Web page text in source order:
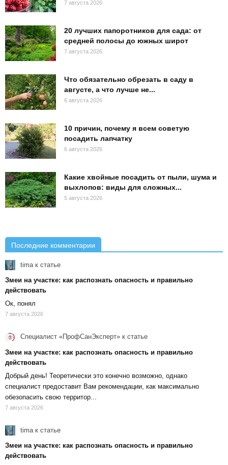
7 августа 2026
20 лучших папоротников для сада: от
средней полосы до южных широт
7 августа 2026
Что обязательно обрезать в саду в
августе, а что лучше не...
6 августа 2026
10 причин, почему я всем советую
посадить лапчатку
6 августа 2026
Какие хвойные посадить от пыли, шума и
выхлопов: виды для сложных...
5 августа 2026
Последние комментарии
tima к статье
Змеи на участке: как распознать опасность и правильно
действовать
Ок, понял
7 августа 2026
Специалист «ПрофСанЭксперт» к статье
Змеи на участке: как распознать опасность и правильно
действовать
Добрый день! Теоретически это конечно возможно, однако
специалист предоставит Вам рекомендации, как максимально
обезопасить свою территор...
7 августа 2026
tima к статье
Змеи на участке: как распознать опасность и правильно
действовать